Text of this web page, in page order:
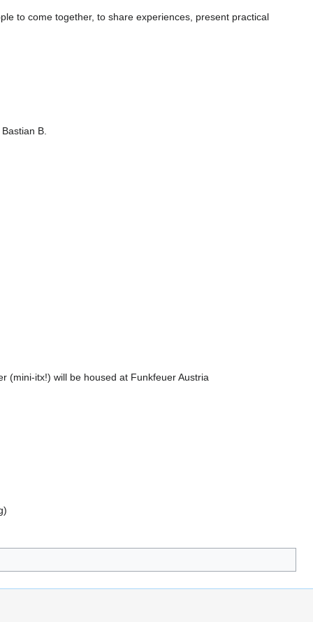
to come together, to share experiences, present practical
B.
(mini-itx!) will be housed at Funkfeuer Austria